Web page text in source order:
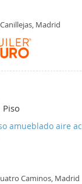
Madrid
Piso
amueblado aire
Caminos, Madrid